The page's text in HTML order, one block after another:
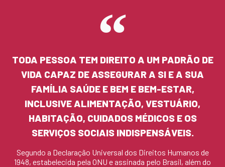
TODA PESSOA TEM DIREITO A UM PADRÃO DE
VIDA CAPAZ DE ASSEGURAR A SI E A SUA
FAMÍLIA SAÚDE E BEM E BEM-ESTAR,
INCLUSIVE ALIMENTAÇÃO, VESTUÁRIO,
HABITAÇÃO, CUIDADOS MÉDICOS E OS
SERVIÇOS SOCIAIS INDISPENSÁVEIS.
Segundo a Declaração Universal dos Direitos Humanos de
1948, estabelecida pela ONU e assinada pelo Brasil, além do